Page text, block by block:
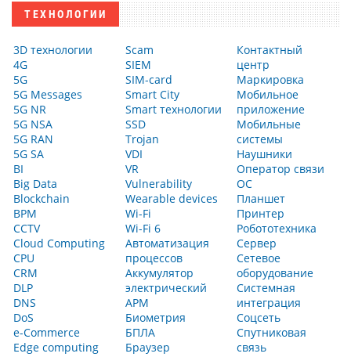
ТЕХНОЛОГИИ
3D технологии
4G
5G
5G Messages
5G NR
5G NSA
5G RAN
5G SA
BI
Big Data
Blockchain
BPM
CCTV
Cloud Computing
CPU
CRM
DLP
DNS
DoS
e-Commerce
Edge computing
Scam
SIEM
SIM-card
Smart City
Smart технологии
SSD
Trojan
VDI
VR
Vulnerability
Wearable devices
Wi-Fi
Wi-Fi 6
Автоматизация
процессов
Аккумулятор
электрический
АРМ
Биометрия
БПЛА
Браузер
Контактный
центр
Маркировка
Мобильное
приложение
Мобильные
системы
Наушники
Оператор связи
ОС
Планшет
Принтер
Робототехника
Сервер
Сетевое
оборудование
Системная
интеграция
Соцсеть
Спутниковая
связь